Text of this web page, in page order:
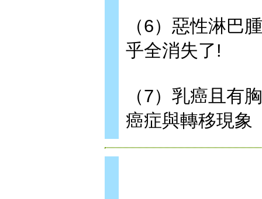
（6）惡性淋
乎全消失了!
（7）乳癌且
癌症與轉移現象